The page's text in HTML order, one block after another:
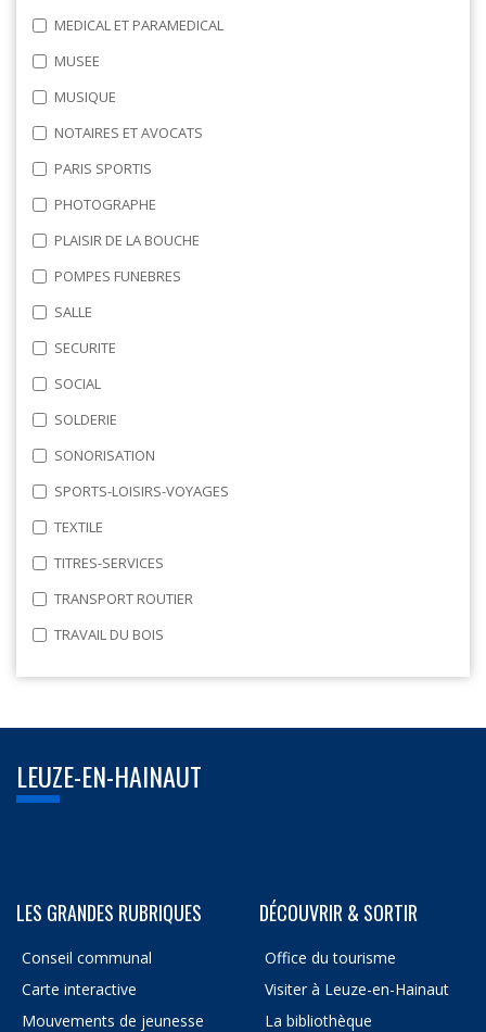
MEDICAL ET PARAMEDICAL
MUSEE
MUSIQUE
NOTAIRES ET AVOCATS
PARIS SPORTIS
PHOTOGRAPHE
PLAISIR DE LA BOUCHE
POMPES FUNEBRES
SALLE
SECURITE
SOCIAL
SOLDERIE
SONORISATION
SPORTS-LOISIRS-VOYAGES
TEXTILE
TITRES-SERVICES
TRANSPORT ROUTIER
TRAVAIL DU BOIS
LEUZE-EN-HAINAUT
LES GRANDES RUBRIQUES
Conseil communal
Carte interactive
Mouvements de jeunesse
DÉCOUVRIR & SORTIR
Office du tourisme
Visiter à Leuze-en-Hainaut
La bibliothèque